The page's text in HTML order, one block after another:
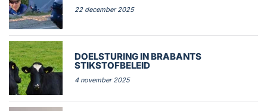
22 december 2025
DOELSTURING IN BRABANTS
STIKSTOFBELEID
4 november 2025